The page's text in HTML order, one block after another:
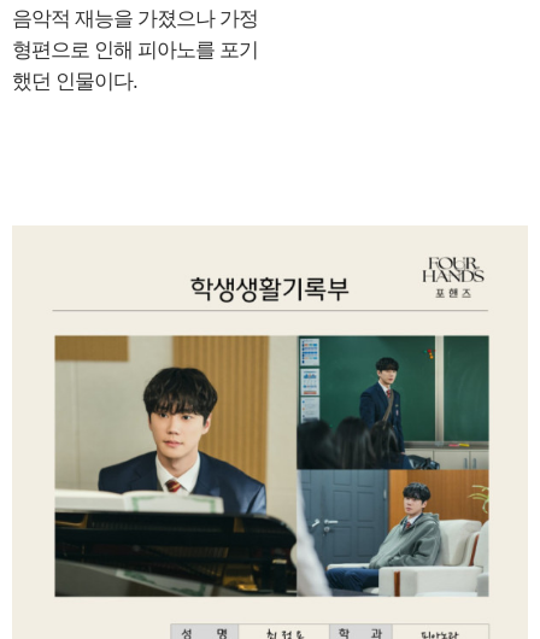
음악적 재능을 가졌으나 가정
형편으로 인해 피아노를 포기
했던 인물이다.